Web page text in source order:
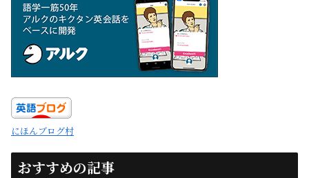
にほんブログ村
おすすめの記事